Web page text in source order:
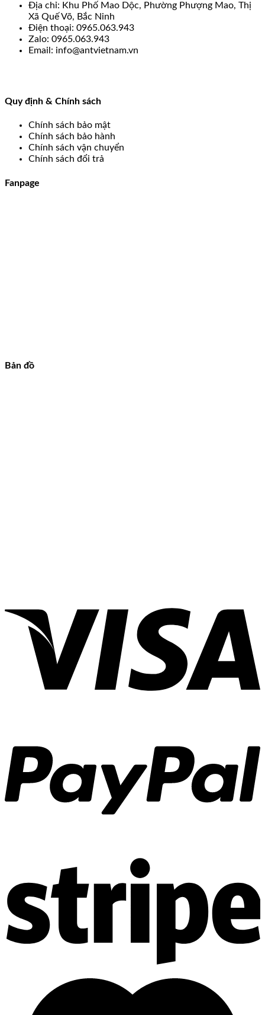
Địa chỉ: Khu Phố Mao Dộc, Phường Phượng Mao, Thị
Xã Quế Võ, Bắc Ninh
Điện thoại: 0965.063.943
Zalo: 0965.063.943
Email: info@antvietnam.vn
Quy định & Chính sách
Chính sách bảo mật
Chính sách bảo hành
Chính sách vận chuyển
Chính sách đổi trả
Fanpage
Bản đồ